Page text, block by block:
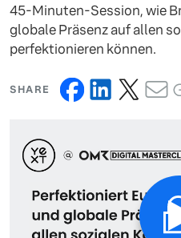
45-Minuten-Session, wie
globale Präsenz auf allen
perfektionieren können.
SHARE